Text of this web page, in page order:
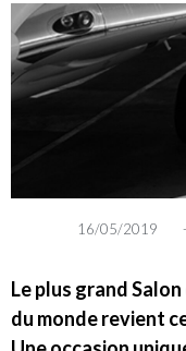
16/05/2019 -
Le plus grand
du monde revient